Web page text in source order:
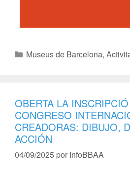
Museus de Barcelona,
OBERTA LA
CONGRESO
CREADORAS: DIBUJO,
ACCIÓN
04/09/2025 por InfoBBAA